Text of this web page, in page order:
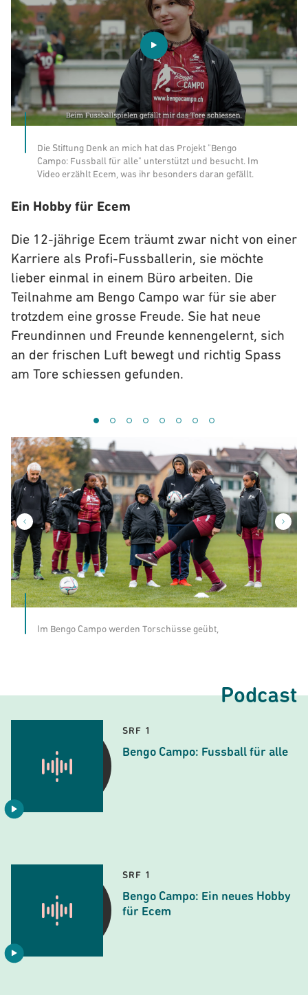
Die Stiftung Denk an mich hat das Projekt "Bengo
Campo: Fussball für alle" unterstützt und besucht. Im
Video erzählt Ecem, was ihr besonders daran gefällt.
Ein Hobby für Ecem
Die 12-jährige Ecem träumt zwar nicht von einer
Karriere als Profi-Fussballerin, sie möchte
lieber einmal in einem Büro arbeiten. Die
Teilnahme am Bengo Campo war für sie aber
trotzdem eine grosse Freude. Sie hat neue
Freundinnen und Freunde kennengelernt, sich
an der frischen Luft bewegt und richtig Spass
am Tore schiessen gefunden.
Im Bengo Campo werden Torschüsse geübt,
Podcast
SRF 1
Bengo Campo: Fussball für alle
SRF 1
Bengo Campo: Ein neues Hobby
für Ecem